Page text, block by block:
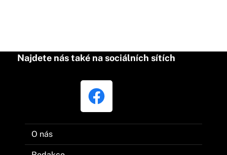
Najdete nás také na sociálních sítích
O nás